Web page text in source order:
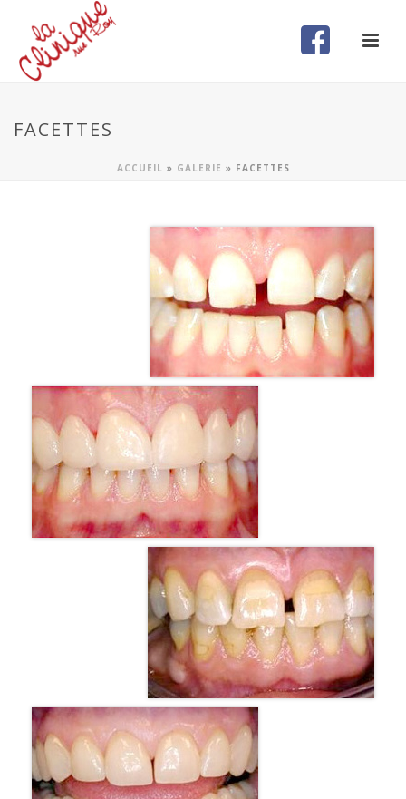
FACETTES
ACCUEIL » GALERIE » FACETTES